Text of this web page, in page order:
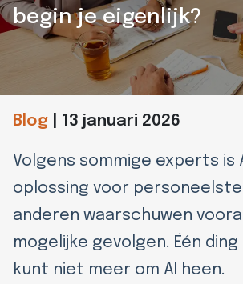
Contact
begin je eigenlijk?
Blog 13 januari 2026
Volgens sommige experts is
oplossing voor
anderen waarschuwen
mogelijke gevolgen. Één ding
kunt niet meer om AI heen.